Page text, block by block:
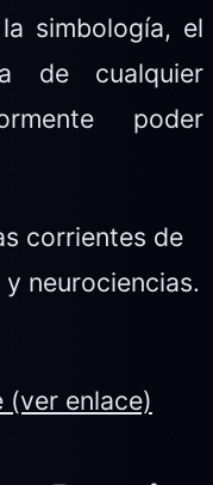
simbología, el
de cualquier
poder
corrientes de
neurociencias.
enlace)